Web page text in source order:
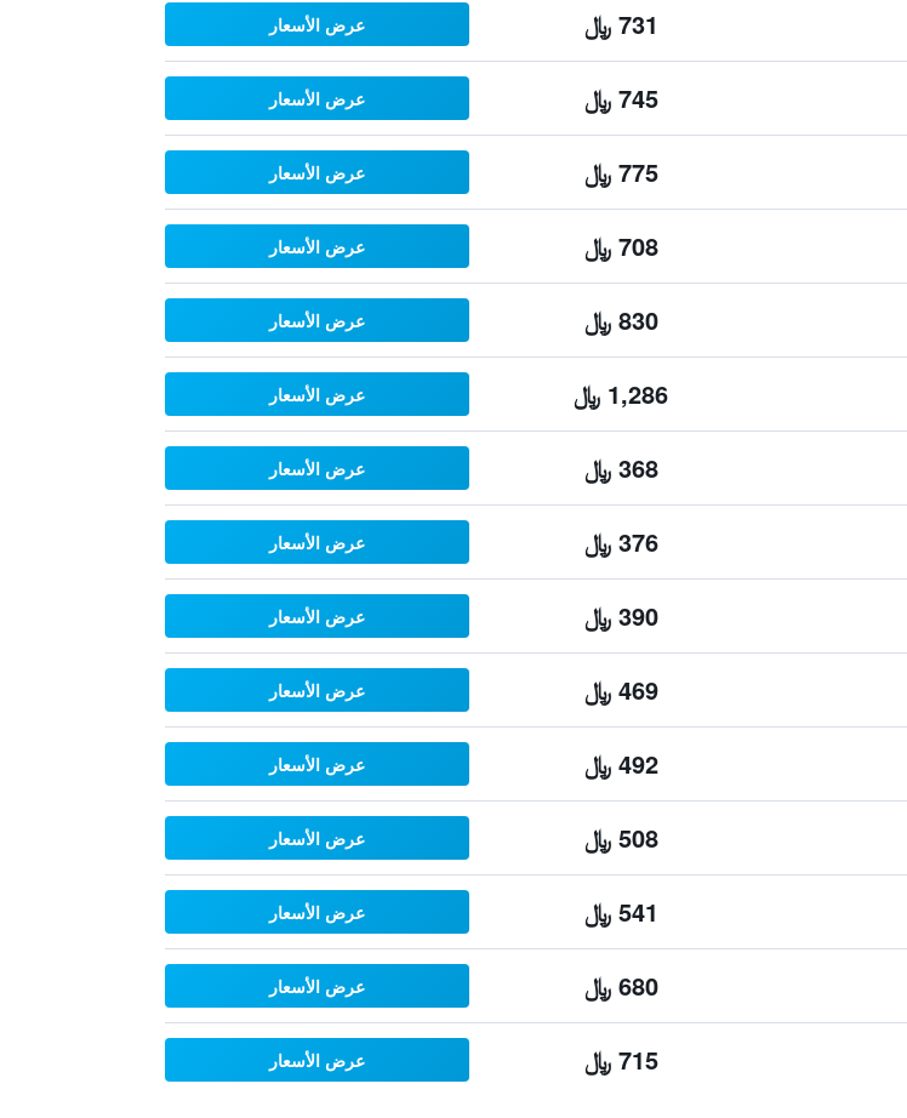
731 ﷼ عرض الأسعار
745 ﷼ عرض الأسعار
775 ﷼ عرض الأسعار
708 ﷼ عرض الأسعار
830 ﷼ عرض الأسعار
1,286 ﷼ عرض الأسعار
368 ﷼ عرض الأسعار
376 ﷼ عرض الأسعار
390 ﷼ عرض الأسعار
469 ﷼ عرض الأسعار
492 ﷼ عرض الأسعار
508 ﷼ عرض الأسعار
541 ﷼ عرض الأسعار
680 ﷼ عرض الأسعار
715 ﷼ عرض الأسعار